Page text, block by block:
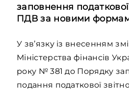
заповнення податкової
ПДВ за новими
У зв’язку із внесенням
Міністерства фінансів
року № 381 до Порядку
подання податкової